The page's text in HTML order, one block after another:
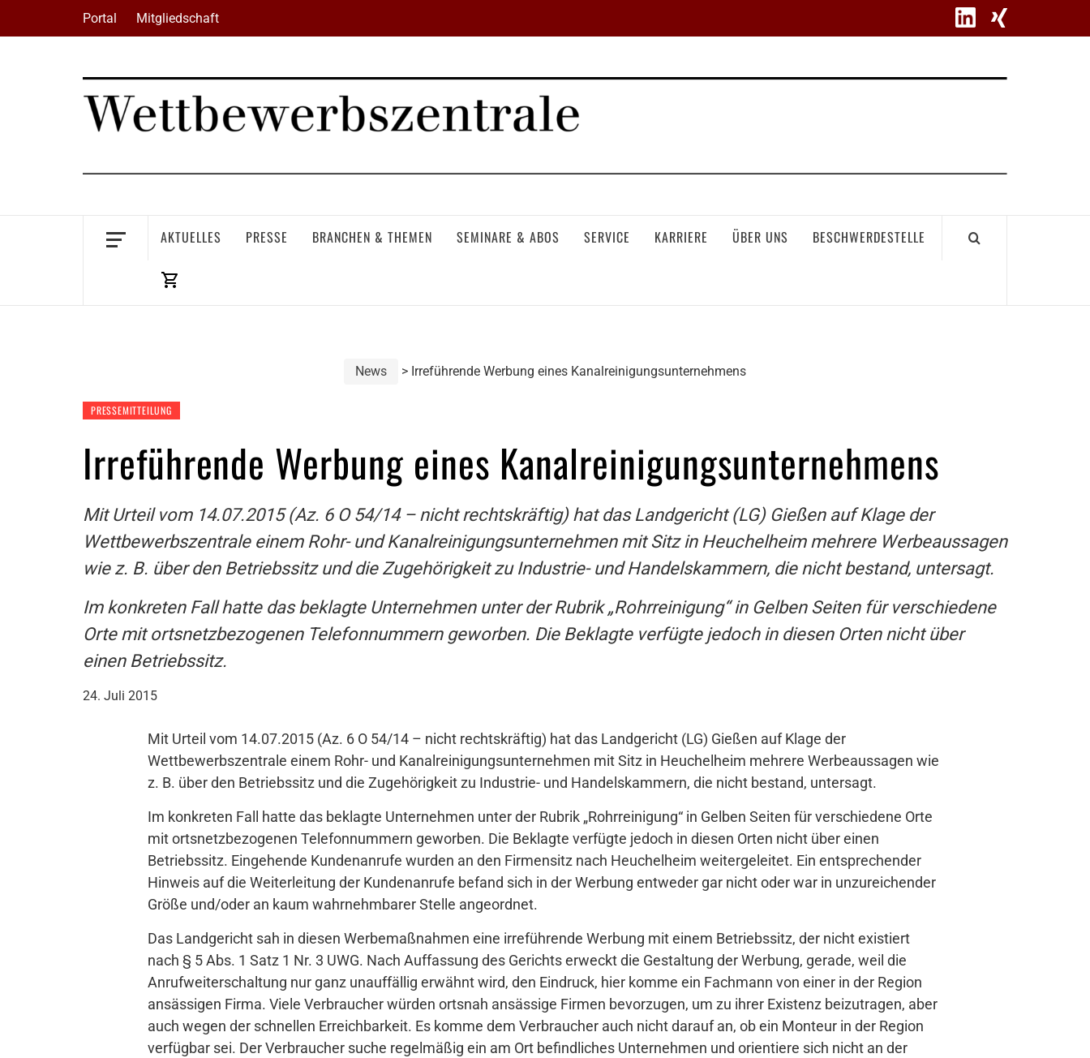
Portal Mitgliedschaft
AKTUELLES PRESSE BRANCHEN & THEMEN SEMINARE & ABOS SERVICE KARRIERE ÜBER UNS BESCHWERDESTELLE
News Irreführende Werbung eines Kanalreinigungsunternehmens
PRESSEMITTEILUNG
Irreführende Werbung eines Kanalreinigungsunternehmens
Mit Urteil vom 14.07.2015 (Az. 6 O 54/14 – nicht rechtskräftig) hat das Landgericht (LG) Gießen auf Klage der
Wettbewerbszentrale einem Rohr- und Kanalreinigungsunternehmen mit Sitz in Heuchelheim mehrere Werbeaussagen
wie z. B. über den Betriebssitz und die Zugehörigkeit zu Industrie- und Handelskammern, die nicht bestand, untersagt.
Im konkreten Fall hatte das beklagte Unternehmen unter der Rubrik „Rohrreinigung“ in Gelben Seiten für verschiedene
Orte mit ortsnetzbezogenen Telefonnummern geworben. Die Beklagte verfügte jedoch in diesen Orten nicht über
einen Betriebssitz.
24. Juli 2015
Mit Urteil vom 14.07.2015 (Az. 6 O 54/14 – nicht rechtskräftig) hat das Landgericht (LG) Gießen auf Klage der
Wettbewerbszentrale einem Rohr- und Kanalreinigungsunternehmen mit Sitz in Heuchelheim mehrere Werbeaussagen wie
z. B. über den Betriebssitz und die Zugehörigkeit zu Industrie- und Handelskammern, die nicht bestand, untersagt.
Im konkreten Fall hatte das beklagte Unternehmen unter der Rubrik „Rohrreinigung“ in Gelben Seiten für verschiedene Orte
mit ortsnetzbezogenen Telefonnummern geworben. Die Beklagte verfügte jedoch in diesen Orten nicht über einen
Betriebssitz. Eingehende Kundenanrufe wurden an den Firmensitz nach Heuchelheim weitergeleitet. Ein entsprechender
Hinweis auf die Weiterleitung der Kundenanrufe befand sich in der Werbung entweder gar nicht oder war in unzureichender
Größe und/oder an kaum wahrnehmbarer Stelle angeordnet.
Das Landgericht sah in diesen Werbemaßnahmen eine irreführende Werbung mit einem Betriebssitz, der nicht existiert
nach § 5 Abs. 1 Satz 1 Nr. 3 UWG. Nach Auffassung des Gerichts erweckt die Gestaltung der Werbung, gerade, weil die
Anrufweiterschaltung nur ganz unauffällig erwähnt wird, den Eindruck, hier komme ein Fachmann von einer in der Region
ansässigen Firma. Viele Verbraucher würden ortsnah ansässige Firmen bevorzugen, um zu ihrer Existenz beizutragen, aber
auch wegen der schnellen Erreichbarkeit. Es komme dem Verbraucher auch nicht darauf an, ob ein Monteur in der Region
verfügbar sei. Der Verbraucher suche regelmäßig ein am Ort befindliches Unternehmen und orientiere sich nicht an der